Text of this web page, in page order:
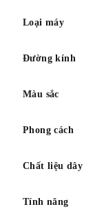
Loại máy
Đường kính
Màu sắc
Phong cách
Chất liệu dây
Tính năng